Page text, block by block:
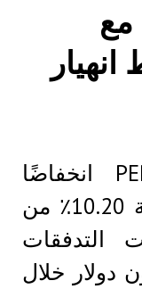
ينخفض ​​سعر PEPE مع
شهدت Memecoin وPEPE انخفاضًا
ملحوظًا في الأسعار بنسبة 10.20٪ من
التدفقات
3.96 مليون دولار خلال